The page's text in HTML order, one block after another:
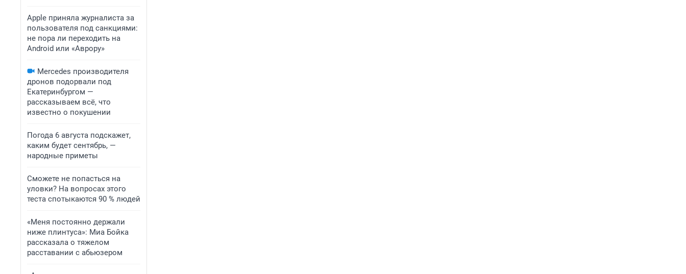
Apple приняла журналиста за
пользователя под санкциями:
не пора ли переходить на
Android или «Аврору»
Mercedes производителя
дронов подорвали под
Екатеринбургом —
рассказываем всё, что
известно о покушении
Погода 6 августа подскажет,
каким будет сентябрь, —
народные приметы
Сможете не попасться на
уловки? На вопросах этого
теста спотыкаются 90 % людей
«Меня постоянно держали
ниже плинтуса»: Миа Бойка
рассказала о тяжелом
расставании с абьюзером